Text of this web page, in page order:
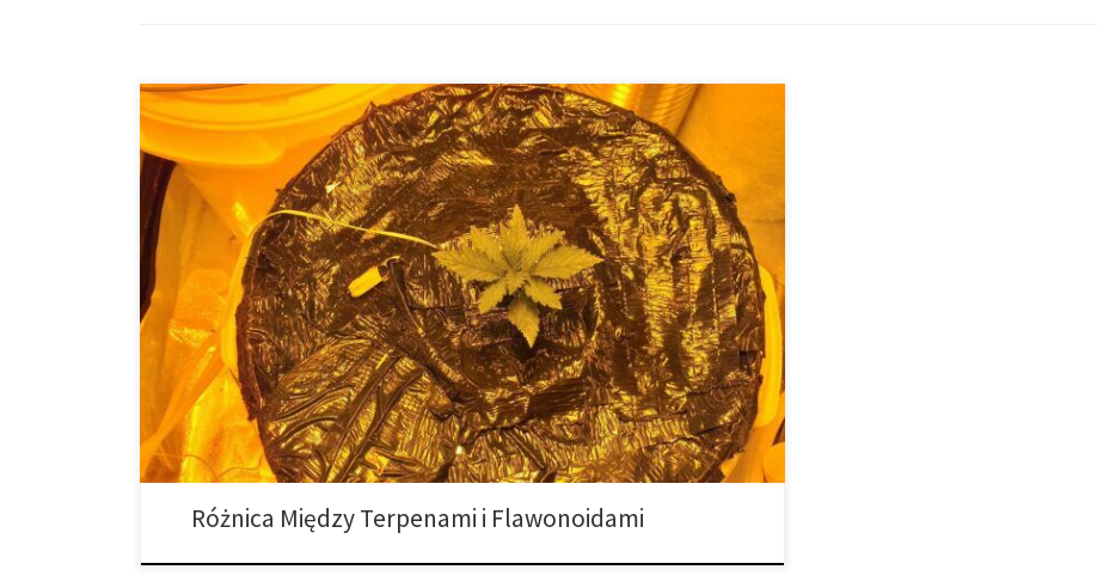
Terpeny i Flawonoidy – Jaka jest między nimi różnica? Główna różnica między
terpenami i flawonoidami w konopiach indyjskich sprowadza się do bitwy zmysłów:
terpeny są odpowiedzialne za zapach marihuany, podczas gdy flawonoidy
przyczyniają się również do unikalnego koloru poszczególnych odmian. […]
Różnica Między Terpenami i Flawonoidami